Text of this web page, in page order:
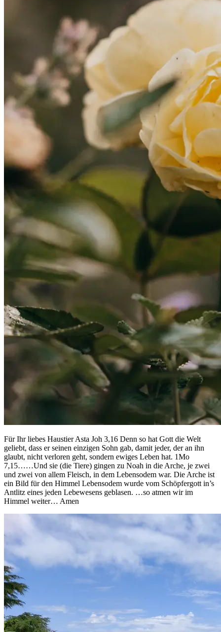
Für Ihr liebes Haustier Asta Joh 3,16 Denn so hat Gott die Welt
geliebt, dass er seinen einzigen Sohn gab, damit jeder, der an ihn
glaubt, nicht verloren geht, sondern ewiges Leben hat. 1Mo
7,15……Und sie (die Tiere) gingen zu Noah in die Arche, je zwei
und zwei von allem Fleisch, in dem Lebensodem war. Die Arche ist
ein Bild für den Himmel Lebensodem wurde vom Schöpfergott in’s
Antlitz eines jeden Lebewesens geblasen. …so atmen wir im
Himmel weiter… Amen